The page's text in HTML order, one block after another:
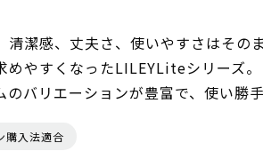
清潔感、丈夫さ、使いやすさはそのま
めやすくなったLILEYLiteシリーズ。
のバリエーションが豊富で、使い勝
購入法適合